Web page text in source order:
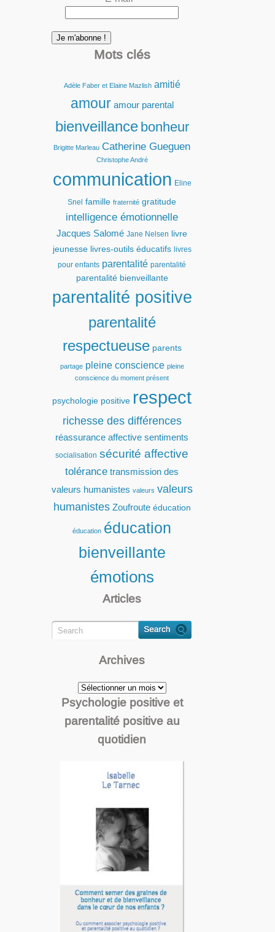
Mots clés
Adèle Faber et Elaine Mazlish amitié
amour amour parental
bienveillance bonheur
Brigitte Marleau Catherine Gueguen
Christophe André
communication Eline
Snel famille fraternité gratitude
intelligence émotionnelle
Jacques Salomé Jane Nelsen
livre
jeunesse livres-outils éducatifs livres
pour enfants parentalité parentalité
parentalité bienveillante
parentalité positive
parentalité
respectueuse parents
partage pleine conscience pleine
conscience du moment présent
psychologie positive respect
richesse des différences
réassurance affective sentiments
socialisation sécurité affective
tolérance transmission des
valeurs humanistes valeurs valeurs
humanistes Zoufroute éducation
éducation éducation
bienveillante
émotions
Articles
Archives
Archives
Psychologie positive et
parentalité positive au
quotidien